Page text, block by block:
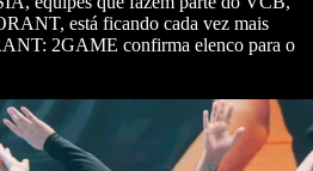
está ficando cada vez mais
2GAME confirma elenco para o